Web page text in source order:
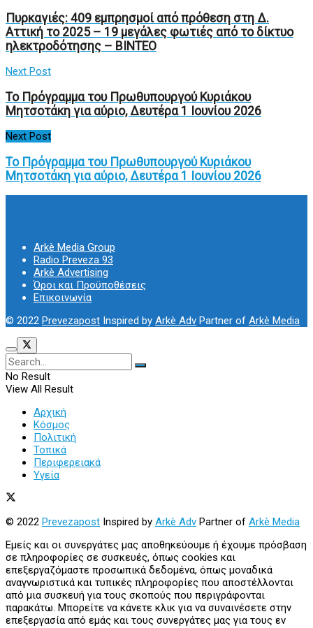
Πυρκαγιές: 409 εμπρησμοί από πρόθεση στη Δ.
Αττική το 2025 – 19 μεγάλες φωτιές από το δίκτυο
ηλεκτροδότησης – ΒΙΝΤΕΟ
Next Post
Το Πρόγραμμα του Πρωθυπουργού Κυριάκου
Μητσοτάκη για αύριο, Δευτέρα 1 Ιουνίου 2026
Next Post
Το Πρόγραμμα του Πρωθυπουργού Κυριάκου
Μητσοτάκη για αύριο, Δευτέρα 1 Ιουνίου 2026
Arkè Media Group
Radio Preveza 93
Arkè Advertising
Όροι και Προϋποθέσεις
Επικοινωνία
© 2022 Prevezapost Inspired by Arkè Adv Partner of Arkè Media
No Result
View All Result
Αρχική
Κόσμος
Πολιτική
Τοπικά
Περιφερειακά
Υγεία
© 2022 Prevezapost Inspired by Arkè Adv Partner of Arkè Media
Εμείς και οι συνεργάτες μας αποθηκεύουμε ή έχουμε πρόσβαση
σε πληροφορίες σε συσκευές, όπως cookies και
επεξεργαζόμαστε προσωπικά δεδομένα, όπως μοναδικά
αναγνωριστικά και τυπικές πληροφορίες που αποστέλλονται
από μια συσκευή για τους σκοπούς που περιγράφονται
παρακάτω. Μπορείτε να κάνετε κλικ για να συναινέσετε στην
επεξεργασία από εμάς και τους συνεργάτες μας για τους εν